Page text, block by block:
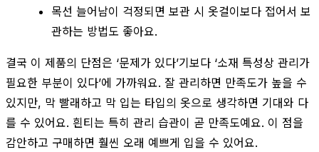
목선 늘어남이 걱정되면 보관 시 옷걸이보다 접어서 보
관하는 방법도 좋아요.
결국 이 제품의 단점은 ‘문제가 있다’기보다 ‘소재 특성상 관리가
필요한 부분이 있다’에 가까워요. 잘 관리하면 만족도가 높을 수
있지만, 막 빨래하고 막 입는 타입의 옷으로 생각하면 기대와 다
를 수 있어요. 흰티는 특히 관리 습관이 곧 만족도예요. 이 점을
감안하고 구매하면 훨씬 오래 예쁘게 입을 수 있어요.